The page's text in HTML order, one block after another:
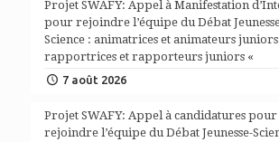
Projet SWAFY: Appel à Manifestation
pour rejoindre l’équipe du Débat
Science : animatrices et animateurs
rapportrices et rapporteurs juniors «
7 août 2026
Projet SWAFY: Appel à candidatures pour
rejoindre l’équipe du Débat Jeunesse-